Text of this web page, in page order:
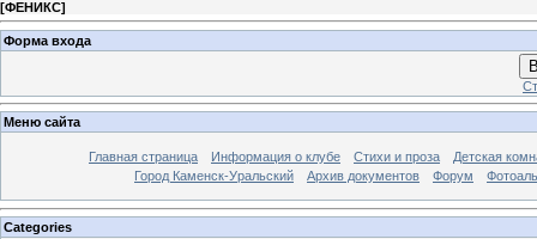
[ФЕНИКС]
Форма входа
Меню сайта
Главная страница Информация о клубе Стихи и проза
Детская
Город Каменск-Уральский
Архив документов Форум
Categories